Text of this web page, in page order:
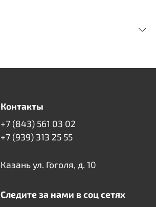
Контакты
+7 (843) 561 03 02
+7 (939) 313 25 55
Казань ул. Гоголя, д. 10
Следите за нами в соц сетях